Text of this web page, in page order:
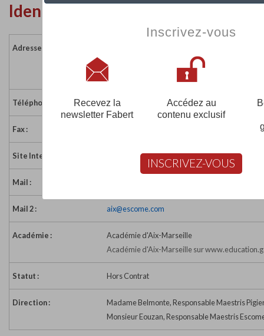
Identité de l'établissement
Adresse :
13090 AIX EN PROVENCE
Téléphone : 04 42 64 62 00
Fax :
Site Internet : http://www.maestris.com
Mail :
Mail 2 : aix@escome.com
Académie :
Académie d'Aix-Marseille
Académie d'Aix-Marseille sur
Statut : Hors Contrat
Direction :
Madame Belmonte, Responsable Maestris
Monsieur Eouzan, Responsable Maestris
Inscrivez-vous
Recevez la
newsletter Fabert
Accédez au
contenu exclusif
INSCRIVEZ-VOUS